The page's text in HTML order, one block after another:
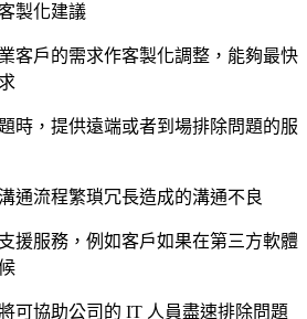
製化建議
客戶的需求作客製化調整，能夠最快
時，提供遠端或者到場排除問題的服
通流程繁瑣冗長造成的溝通不良
援服務，例如客戶如果在第三方軟體
可協助公司的 IT 人員盡速排除問題